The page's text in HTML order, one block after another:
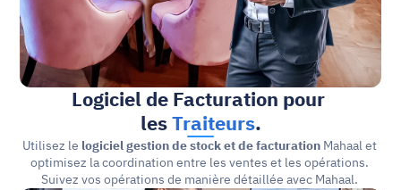
Logiciel de Facturation pour
les Traiteurs.
Utilisez le logiciel gestion de stock et de facturation Mahaal et
optimisez la coordination entre les ventes et les opérations.
Suivez vos opérations de manière détaillée avec Mahaal.